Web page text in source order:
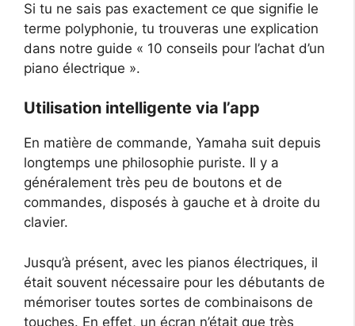
Si tu ne sais pas exactement ce que signifie le
terme polyphonie, tu trouveras une explication
dans notre guide « 10 conseils pour l’achat d’un
piano électrique ».
Utilisation intelligente via l’app
En matière de commande, Yamaha suit depuis
longtemps une philosophie puriste. Il y a
généralement très peu de boutons et de
commandes, disposés à gauche et à droite du
clavier.
Jusqu’à présent, avec les pianos électriques, il
était souvent nécessaire pour les débutants de
mémoriser toutes sortes de combinaisons de
touches. En effet, un écran n’était que très